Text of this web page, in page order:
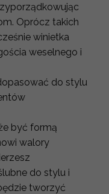
Oprócz takich
winietka
weselnego i
do stylu
być formą
walory
do stylu i
tworzyć